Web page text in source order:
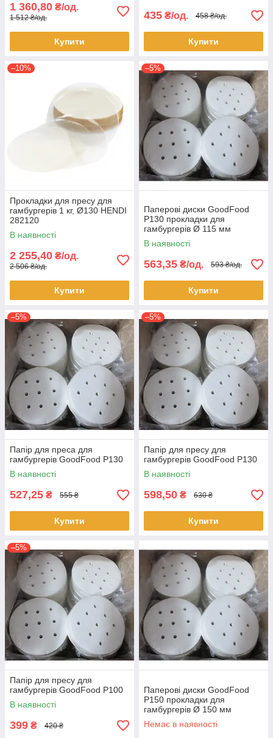
1 360,80 ₴/од.
1 512 ₴/од.
Купити
435 ₴/од. 458 ₴/од.
Купити
–10%
Прокладки для пресу для
гамбургерів 1 кг, Ø130 HENDI
282120
В наявності
2 255,40 ₴/од.
2 506 ₴/од.
Купити
–5%
Паперові диски GoodFood
P130 прокладки для
гамбургерів Ø 115 мм
В наявності
563,35 ₴/од. 593 ₴/од.
Купити
–5%
Папір для преса для
гамбургерів GoodFood P130
В наявності
527,25 ₴ 555 ₴
Купити
–5%
Папір для пресу для
гамбургерів GoodFood P130
В наявності
598,50 ₴ 630 ₴
Купити
–5%
Папір для пресу для
гамбургерів GoodFood P100
В наявності
399 ₴ 420 ₴
Паперові диски GoodFood
P150 прокладки для
гамбургерів Ø 150 мм
Немає в наявності